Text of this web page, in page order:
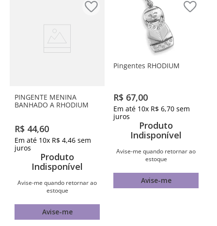
PINGENTE MENINA
BANHADO A RHODIUM
R$ 44,60
Em até 10x R$ 4,46 sem
juros
Produto
Indisponível
Avise-me quando retornar ao
estoque
Avise-me
Pingentes RHODIUM
R$ 67,00
Em até 10x R$ 6,70 sem
juros
Produto
Indisponível
Avise-me quando retornar ao
estoque
Avise-me